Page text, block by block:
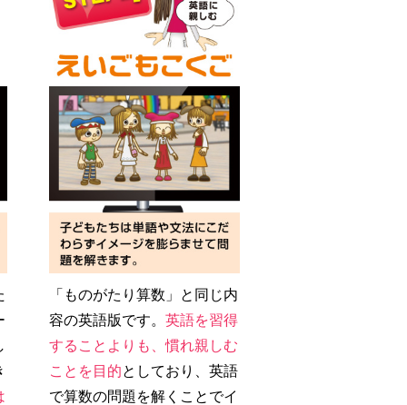
「ものがたり算数」と同じ内
容の英語版です。 英語を習得
することよりも、慣れ親しむ
ことを目的としており、英語
で算数の問題を解くことでイ